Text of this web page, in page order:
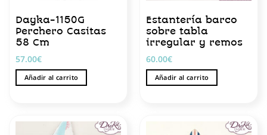
página
de
producto
Dayka-1150G
Perchero Casitas
58 Cm
57.00€
Añadir al carrito
Estantería barco
sobre tabla
irregular y remos
60.00€
Añadir al carrito